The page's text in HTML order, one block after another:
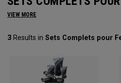
VIEW MORE
3 Results in Sets Complets pour